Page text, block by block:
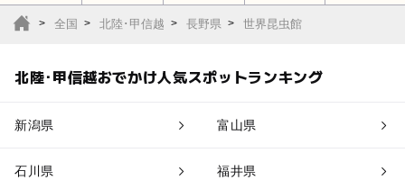
全国 北陸･甲信越 長野県 世界昆虫館
北陸･甲信越おでかけ人気スポットランキング
新潟県 富山県
石川県 福井県